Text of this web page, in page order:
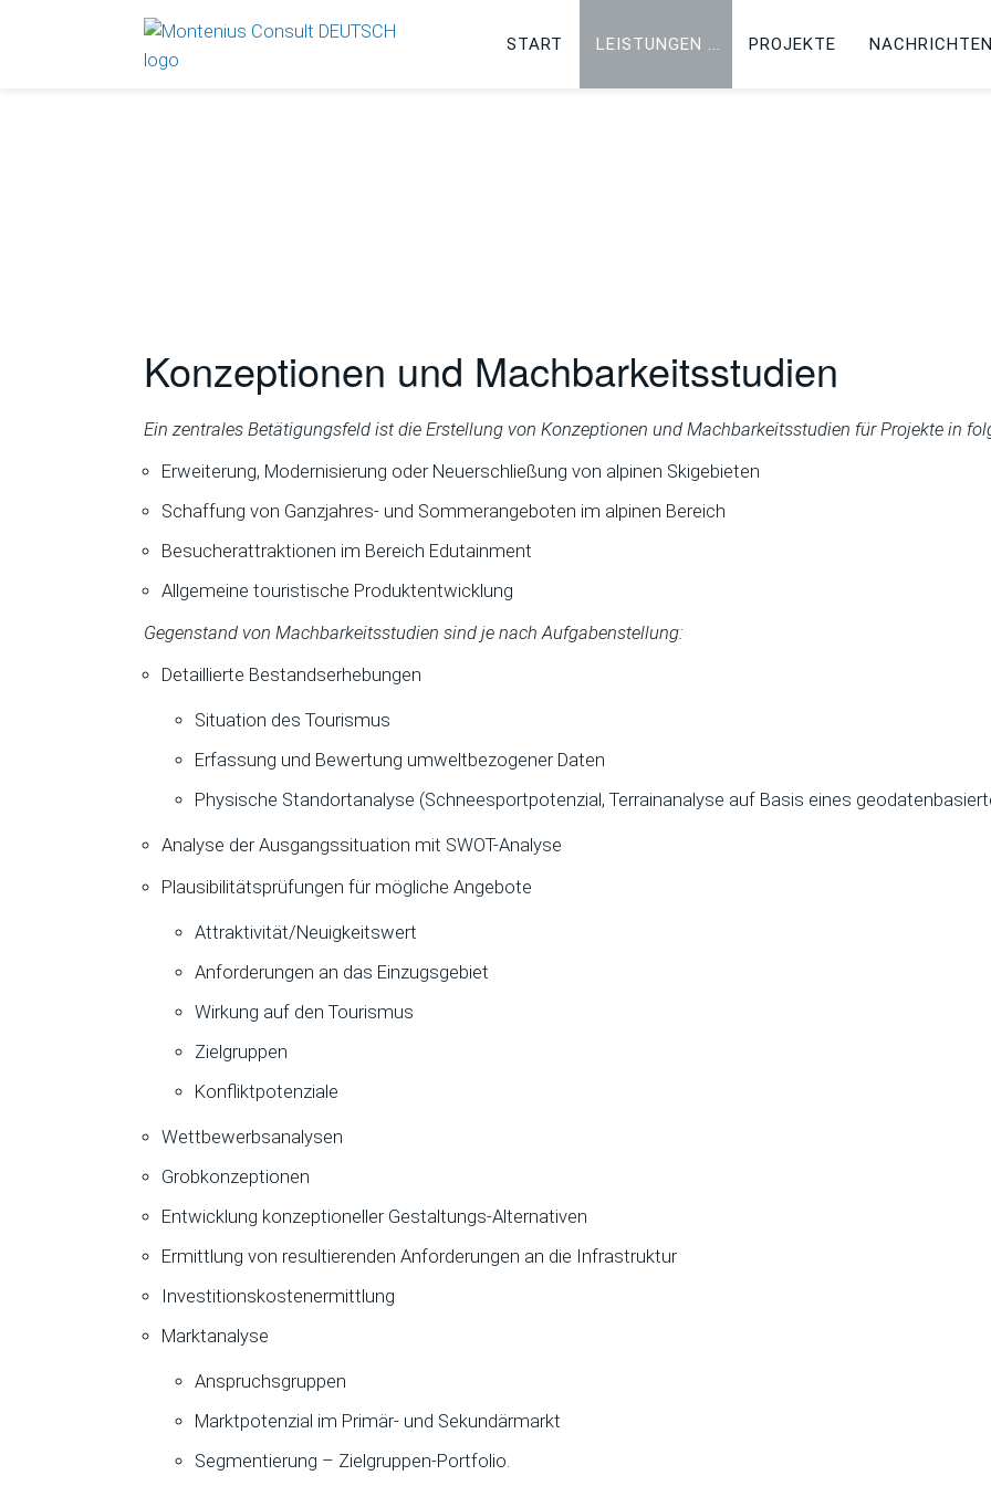
START LEISTUNGEN PROJEKTE NACHRICHTEN
Konzeptionen und Machbarkeitsstudien
Ein zentrales Betätigungsfeld ist die Erstellung von Konzeptionen und Machbarkeitsstudien für Projekte in
Erweiterung, Modernisierung oder Neuerschließung von alpinen Skigebieten
Schaffung von Ganzjahres- und Sommerangeboten im alpinen Bereich
Besucherattraktionen im Bereich Edutainment
Allgemeine touristische Produktentwicklung
Gegenstand von Machbarkeitsstudien sind je nach Aufgabenstellung:
Detaillierte Bestandserhebungen
Situation des Tourismus
Erfassung und Bewertung umweltbezogener Daten
Physische Standortanalyse (Schneesportpotenzial, Terrainanalyse auf Basis eines
Analyse der Ausgangssituation mit SWOT-Analyse
Plausibilitätsprüfungen für mögliche Angebote
Attraktivität/Neuigkeitswert
Anforderungen an das Einzugsgebiet
Wirkung auf den Tourismus
Zielgruppen
Konfliktpotenziale
Wettbewerbsanalysen
Grobkonzeptionen
Entwicklung konzeptioneller Gestaltungs-Alternativen
Ermittlung von resultierenden Anforderungen an die Infrastruktur
Investitionskostenermittlung
Marktanalyse
Anspruchsgruppen
Marktpotenzial im Primär- und Sekundärmarkt
Segmentierung – Zielgruppen-Portfolio.